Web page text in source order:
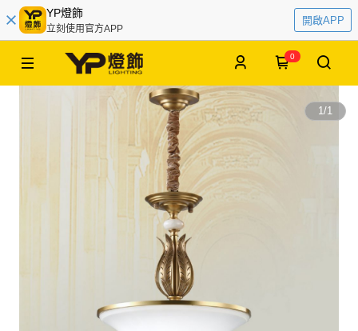
YP燈飾
立刻使用官方APP
開啟APP
0
1/1